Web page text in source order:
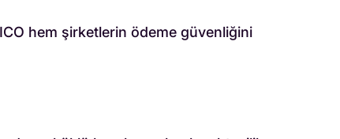
hem şirketlerin ödeme güvenliğini